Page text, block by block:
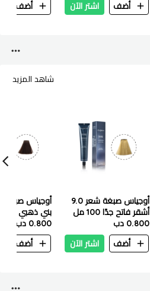
أضف
اشتر الآن
أضف
شاهد المزيد
أوجياس صبغة شعر 9.0
أشقر فاتح جدًا 100 مل
0.800 دب
أضف
اشتر الآن
بني ذهبي فاتح 100
0.800 دب
أضف